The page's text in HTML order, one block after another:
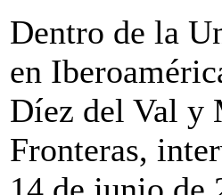
Dentro de la
en
Díez del Val y
Fronteras,